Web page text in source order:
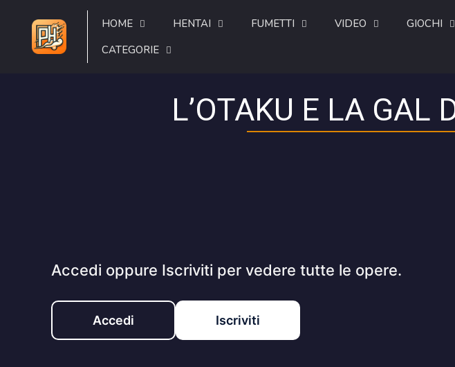
HOME HENTAI FUMETTI VIDEO
GIOCHI
CATEGORIE
L’OTAKU E LA GAL
Accedi oppure Iscriviti per vedere tutte le opere.
Accedi Iscriviti